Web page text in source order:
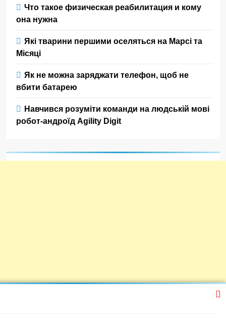
Что такое физическая реабилитация и кому
она нужна
Які тварини першими оселяться на Марсі та
Місяці
Як не можна заряджати телефон, щоб не
вбити батарею
Навчився розуміти команди на людській мові
робот-андроїд Agility Digit